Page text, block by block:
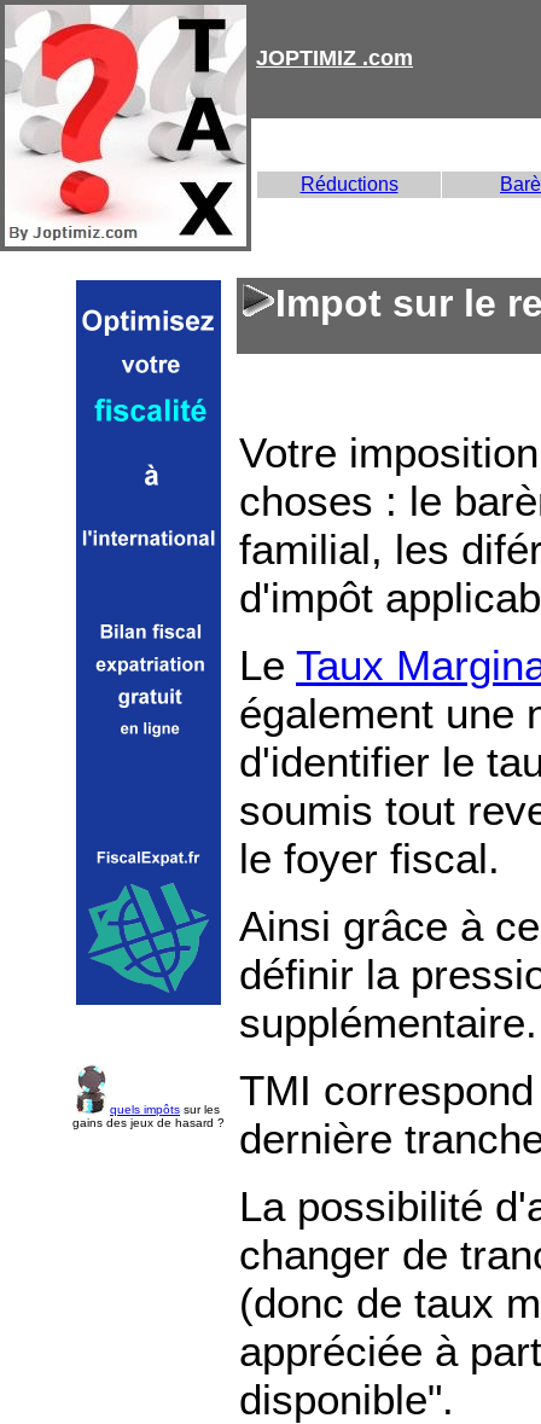
JOPTIMIZ .com
Réductions
quels impôts sur les
gains des jeux de hasard ?
Impot sur le
Votre
choses : le
familial, les
d'impôt
Le Taux
également une
d'identifier le
soumis tout
le foyer fiscal.
Ainsi grâce à
définir la
supplémentaire.
TMI
dernière
La possibilité
changer de
(donc de taux
appréciée à
disponible".